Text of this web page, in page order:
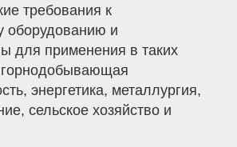
требования к
оборудованию и
для применения в таких
горнодобывающая
энергетика, металлургия,
сельское хозяйство и